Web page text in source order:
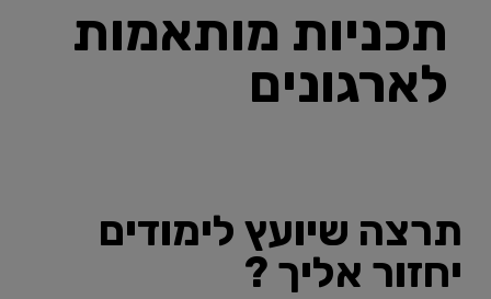
תכניות מותאמות
לארגונים
תרצה שיועץ לימודים
יחזור אליך ?